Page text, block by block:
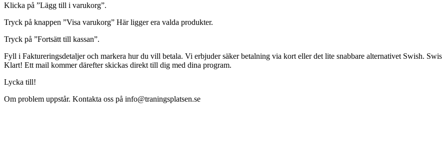
Klicka på ”Lägg till i varukorg”.
Tryck på knappen ”Visa varukorg” Här ligger era valda produkter.
Tryck på ”Fortsätt till kassan”.
Fyll i Faktureringsdetaljer och markera hur du vill betala. Vi erbjuder säker betalning via kort eller det lite snabbare alternativet Swish.
Klart! Ett mail kommer därefter skickas direkt till dig med dina program.
Lycka till!
Om problem uppstår. Kontakta oss på info@traningsplatsen.se